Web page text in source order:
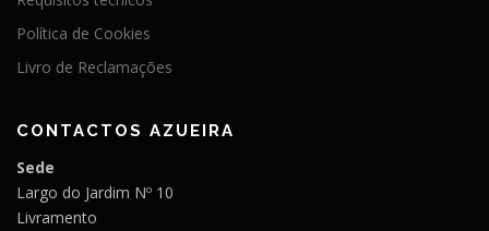
Política de Cookies
Livro de Reclamações
CONTACTOS AZUEIRA
Sede
Largo do Jardim Nº 10
Livramento